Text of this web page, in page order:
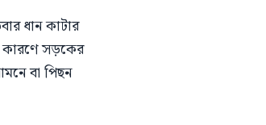
ধান কাটার
সড়কের
বা পিছন